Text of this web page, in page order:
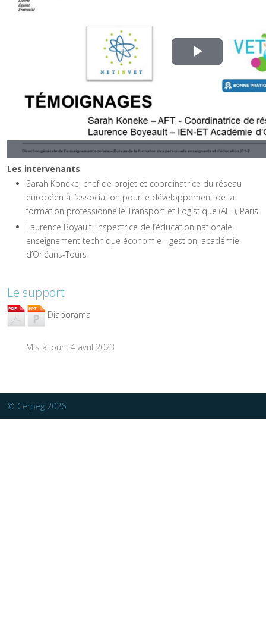
Les intervenants
Sarah Koneke, chef de projet et coordinatrice du réseau
européen à l’association pour le développement de la
formation professionnelle Transport et Logistique (AFT), Paris
Laurence Boyault, inspectrice de l’éducation nationale -
enseignement technique économie - gestion, académie
d’Orléans-Tours
Le support
Diaporama
Mis à jour : 4 avril 2023
© Cerpeg 2026